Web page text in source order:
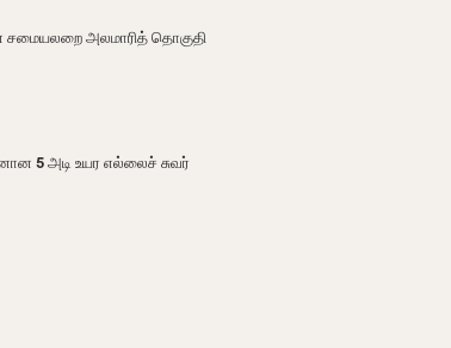
அலமாரித் தொகுதி
5 அடி உயர எல்லைச் சுவர்